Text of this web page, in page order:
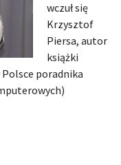
wczuł się
Krzysztof
Piersa, autor
książki
poradnika
MIEJSKA I